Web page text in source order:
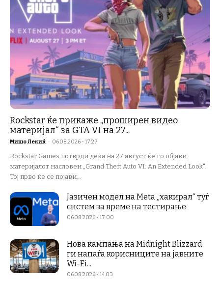
Rockstar ќе прикаже „проширен видео
материјал“ за GTA VI на 27...
Мишо Лекиќ - 06.08.2026 - 17:27
Rockstar Games потврди дека на 27 август ќе го објави
материјалот насловен „Grand Theft Auto VI: An Extended Look".
Тој прво ќе се појави...
Јазичен модел на Meta „хакирал“ туѓ
систем за време на тестирање
06.08.2026 - 17:00
Нова кампања на Midnight Blizzard
ги напаѓа корисниците на јавните
Wi-Fi...
06.08.2026 - 14:03